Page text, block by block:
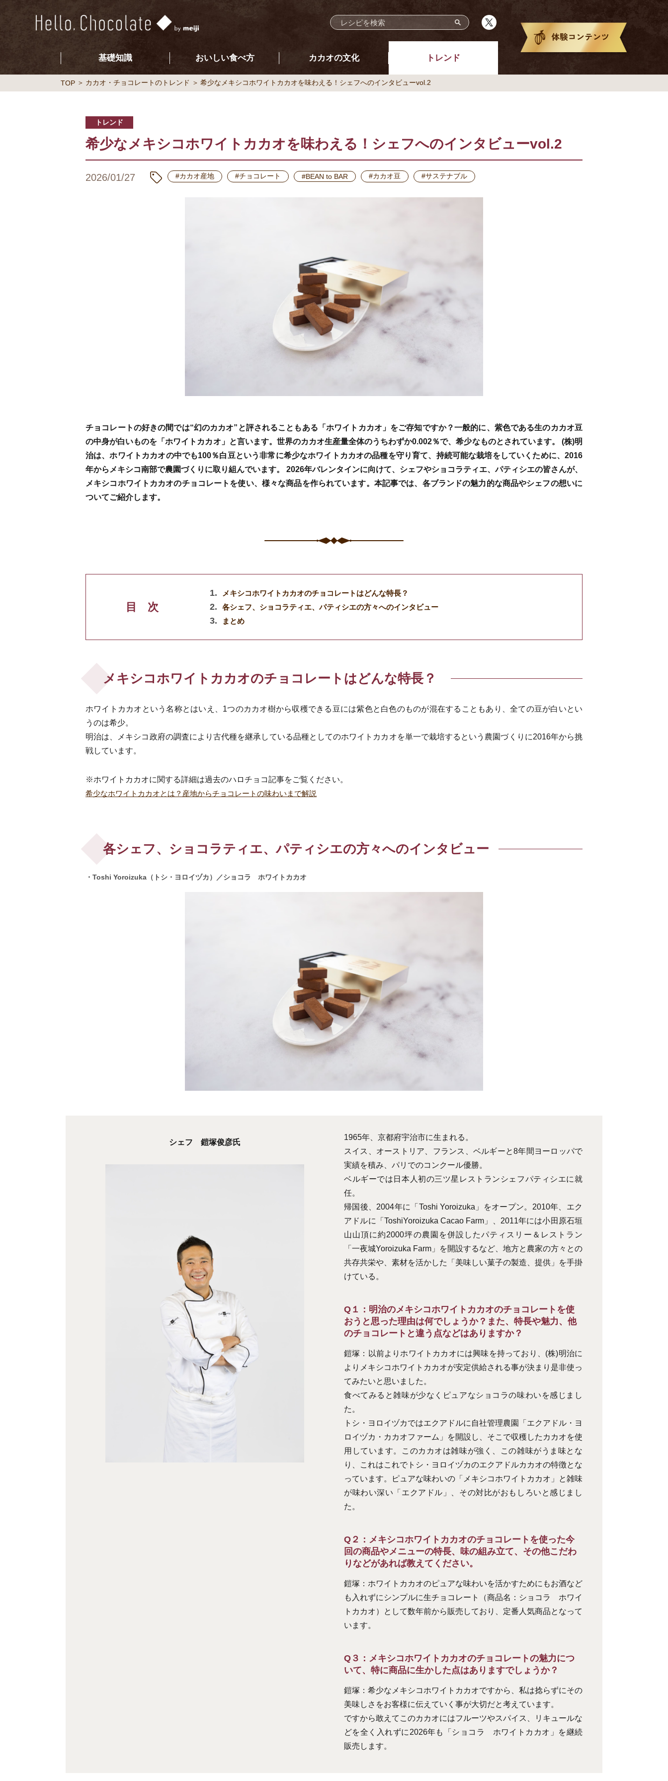
基礎知識 おいしい食べ方 カカオの文化 トレンド
TOP カカオ・チョコレートのトレンド 希少なメキシコホワイトカカオを味わえる！シェフへのインタビューvol.2
トレンド
希少なメキシコホワイトカカオを味わえる！シェフへのインタビューvol.2
2026/01/27 #カカオ産地 #チョコレート #BEAN to BAR #カカオ豆 #サステナブル
チョコレートの好きの間では“幻のカカオ”と評されることもある「ホワイトカカオ」をご存知ですか？一般的に、紫色である生のカカオ豆
の中身が白いものを「ホワイトカカオ」と言います。世界のカカオ生産量全体のうちわずか0.002％で、希少なものとされています。 (株)明
治は、ホワイトカカオの中でも100％白豆という非常に希少なホワイトカカオの品種を守り育て、持続可能な栽培をしていくために、2016
年からメキシコ南部で農園づくりに取り組んでいます。 2026年バレンタインに向けて、シェフやショコラティエ、パティシエの皆さんが、
メキシコホワイトカカオのチョコレートを使い、様々な商品を作られています。本記事では、各ブランドの魅力的な商品やシェフの想いに
ついてご紹介します。
目 次
メキシコホワイトカカオのチョコレートはどんな特長？
各シェフ、ショコラティエ、パティシエの方々へのインタビュー
まとめ
メキシコホワイトカカオのチョコレートはどんな特長？
ホワイトカカオという名称とはいえ、1つのカカオ樹から収穫できる豆には紫色と白色のものが混在することもあり、全ての豆が白いとい
うのは希少。
明治は、メキシコ政府の調査により古代種を継承している品種としてのホワイトカカオを単一で栽培するという農園づくりに2016年から挑
戦しています。
※ホワイトカカオに関する詳細は過去のハロチョコ記事をご覧ください。
希少なホワイトカカオとは？産地からチョコレートの味わいまで解説
各シェフ、ショコラティエ、パティシエの方々へのインタビュー
・Toshi Yoroizuka（トシ・ヨロイヅカ）／ショコラ ホワイトカカオ
シェフ 鎧塚俊彦氏
1965年、京都府宇治市に生まれる。
スイス、オーストリア、フランス、ベルギーと8年間ヨーロッパで
実績を積み、パリでのコンクール優勝。
ベルギーでは日本人初の三ツ星レストランシェフパティシエに就
任。
帰国後、2004年に「Toshi Yoroizuka」をオープン。2010年、エク
アドルに「ToshiYoroizuka Cacao Farm」、2011年には小田原石垣
山山頂に約2000坪の農園を併設したパティスリー＆レストラン
「一夜城Yoroizuka Farm」を開設するなど、地方と農家の方々との
共存共栄や、素材を活かした「美味しい菓子の製造、提供」を手掛
けている。
Q１：明治のメキシコホワイトカカオのチョコレートを使
おうと思った理由は何でしょうか？また、特長や魅力、他
のチョコレートと違う点などはありますか？
鎧塚：以前よりホワイトカカオには興味を持っており、(株)明治に
よりメキシコホワイトカカオが安定供給される事が決まり是非使っ
てみたいと思いました。
食べてみると雑味が少なくピュアなショコラの味わいを感じまし
た。
トシ・ヨロイヅカではエクアドルに自社管理農園「エクアドル・ヨ
ロイヅカ・カカオファーム」を開設し、そこで収穫したカカオを使
用しています。このカカオは雑味が強く、この雑味がうま味とな
り、これはこれでトシ・ヨロイヅカのエクアドルカカオの特徴とな
っています。ピュアな味わいの「メキシコホワイトカカオ」と雑味
が味わい深い「エクアドル」、その対比がおもしろいと感じまし
た。
Q２：メキシコホワイトカカオのチョコレートを使った今
回の商品やメニューの特長、味の組み立て、その他こだわ
りなどがあれば教えてください。
鎧塚：ホワイトカカオのピュアな味わいを活かすためにもお酒など
も入れずにシンプルに生チョコレート（商品名：ショコラ ホワイ
トカカオ）として数年前から販売しており、定番人気商品となって
います。
Q３：メキシコホワイトカカオのチョコレートの魅力につ
いて、特に商品に生かした点はありますでしょうか？
鎧塚：希少なメキシコホワイトカカオですから、私は捻らずにその
美味しさをお客様に伝えていく事が大切だと考えています。
ですから敢えてこのカカオにはフルーツやスパイス、リキュールな
どを全く入れずに2026年も「ショコラ ホワイトカカオ」を継続
販売します。